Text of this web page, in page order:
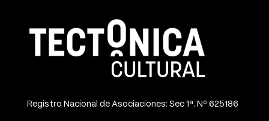
Registro Nacional de Asociaciones: Sec 1ª. Nº 625186